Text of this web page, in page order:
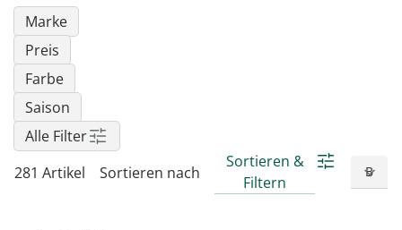
Marke
Preis
Farbe
Saison
Alle Filter
281 Artikel
Sortieren nach
Sortieren &
Filtern